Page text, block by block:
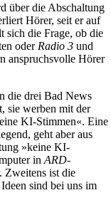
über die Abschaltung
Hörer, seit er auf
sich die Frage, ob die
oder Radio 3 und
anspruchsvolle Hörer
die drei Bad News
sie werben mit der
KI-Stimmen«. Eine
geht aber aus
»keine KI-
in ARD-
Zweitens ist die
sind bei uns im